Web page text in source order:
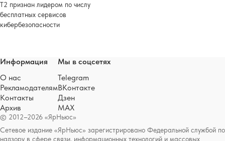
Т2 признан лидером по числу
бесплатных сервисов
кибербезопасности
© 2012–2026 «ЯрНьюс»
Сетевое издание «ЯрНьюс» зарегистрировано Федеральной службой по
надзору в сфере связи, информационных технологий и массовых
Информация
О нас
Рекламодателям
Контакты
Архив
Мы в соцсетях
Telegram
ВКонтакте
Дзен
MAX